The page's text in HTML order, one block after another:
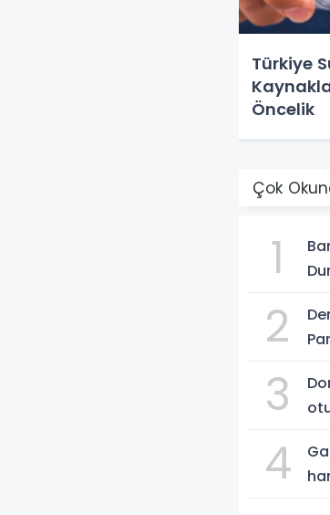
Türkiye
Öncelik
Çok
1
2
3
4